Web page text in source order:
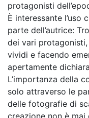
protagonisti
È interessante
parte dell’autrice:
dei vari
vividi e facendo
apertamente
L’importanza della
solo attraverso le
delle fotografie di
creazione non è mai